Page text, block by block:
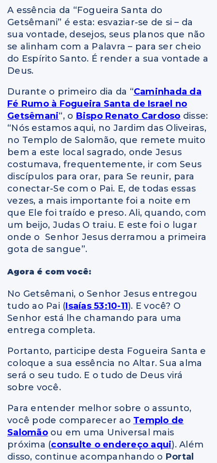
A essência da “Fogueira Santa do
Getsêmani” é esta: esvaziar-se de si – da
sua vontade, desejos, seus planos que não
se alinham com a Palavra – para ser cheio
do Espírito Santo. É render a sua vontade a
Deus.
Durante o primeiro dia da “Caminhada da
Fé Rumo à Fogueira Santa de Israel no
Getsêmani“, o Bispo Renato Cardoso disse:
“Nós estamos aqui, no Jardim das Oliveiras,
no Templo de Salomão, que remete muito
bem a este local sagrado, onde Jesus
costumava, frequentemente, ir com Seus
discípulos para orar, para Se reunir, para
conectar-Se com o Pai. E, de todas essas
vezes, a mais importante foi a noite em
que Ele foi traído e preso. Ali, quando, com
um beijo, Judas O traiu. E este foi o lugar
onde o Senhor Jesus derramou a primeira
gota de sangue”.
Agora é com você:
No Getsêmani, o Senhor Jesus entregou
tudo ao Pai (Isaías 53:10-11). E você? O
Senhor está lhe chamando para uma
entrega completa.
Portanto, participe desta Fogueira Santa e
coloque a sua essência no Altar. Sua alma
será o seu tudo. E o tudo de Deus virá
sobre você.
Para entender melhor sobre o assunto,
você pode comparecer ao Templo de
Salomãoou em uma Universal mais
próxima (consulte o endereço aqui). Além
disso, continue acompanhando o Portal